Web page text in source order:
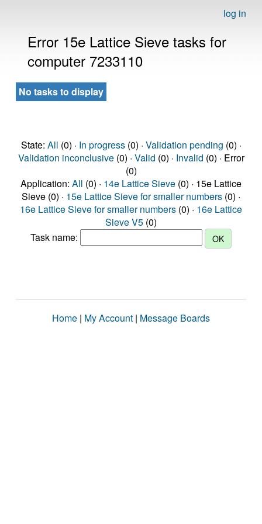
log in
Error 15e Lattice Sieve tasks for
computer 7233110
No tasks to display
State: All (0) · In progress(0) · Validation pending (0) ·
Validation inconclusive(0) · Valid (0) · Invalid (0) · Error
(0)
Application: All (0) · 14e Lattice Sieve (0) · 15e Lattice
Sieve (0) · 15e Lattice Sieve for smaller numbers (0) ·
16e Lattice Sieve for smaller numbers (0) · 16e Lattice
Sieve V5 (0)
Task name:
Home | My Account | Message Boards